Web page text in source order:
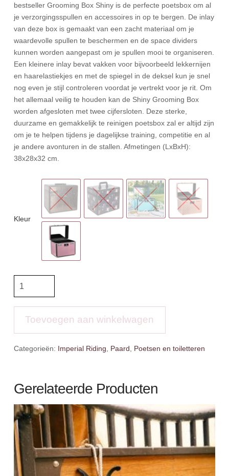
bestseller Grooming Box Shiny is de perfecte poetsbox om al
je verzorgingsspullen en accessoires in op te bergen. De inlay
van deze box is gemaakt van een zacht materiaal om je
waardevolle spullen te beschermen en de space dividers
kunnen worden aangepast om je spullen mooi te organiseren.
Een kleinere inlay bevat vakken voor bijvoorbeeld lekkernijen
en haarelastiekjes en met de spiegel in de deksel kun je snel
nog even je stijl controleren voordat je vertrekt voor je rit. Om
het allemaal veilig te houden kan de Shiny Grooming Box
worden afgesloten met twee cijfersloten. Deze sterke,
duurzame en gemakkelijk te reinigen poetsbox zal er altijd zijn
om je te helpen tijdens je dagelijkse training, competitie en al
je andere avonturen in de stallen. Afmetingen (LxBxH):
38x28x32 cm.
Kleur
ShinyToevoegen aan winkelwagen
Categorieën: Imperial Riding Paard Poetsen en toiletteren
Gerelateerde Producten